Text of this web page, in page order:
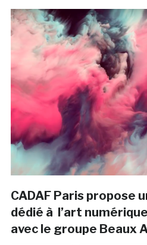
CADAF Paris propose
dédié à l’art
avec le groupe Beaux